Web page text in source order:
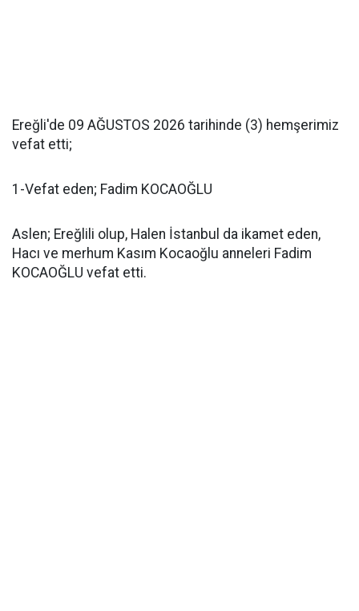
Ereğli'de 09 AĞUSTOS 2026 tarihinde (3) hemşerimiz
vefat etti;
1-Vefat eden; Fadim KOCAOĞLU
Aslen; Ereğlili olup, Halen İstanbul da ikamet eden,
Hacı ve merhum Kasım Kocaoğlu anneleri Fadim
KOCAOĞLU vefat etti.